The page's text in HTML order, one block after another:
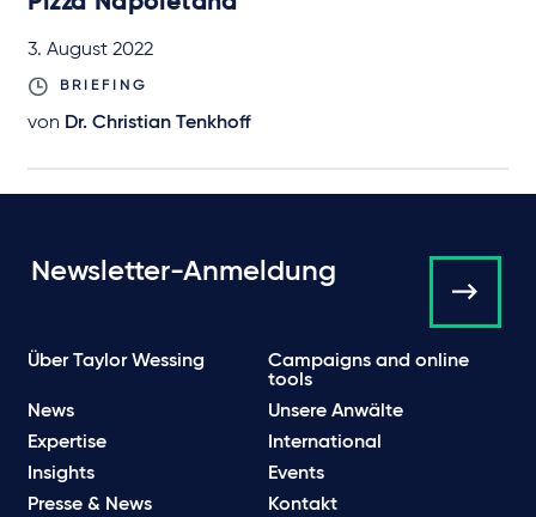
3. August 2022
BRIEFING
von Dr. Christian Tenkhoff
Newsletter-Anmeldung
Über Taylor Wessing
Campaigns and online
tools
News
Unsere Anwälte
Expertise
International
Insights
Events
Presse & News
Kontakt